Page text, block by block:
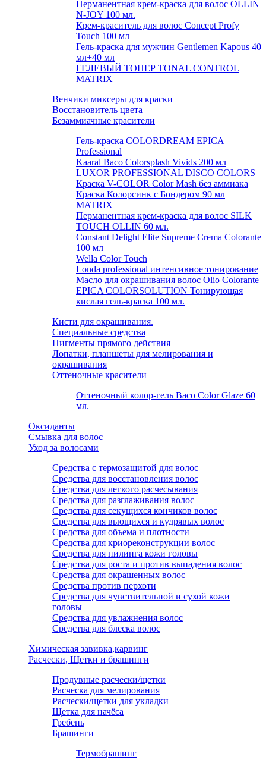
Перманентная крем-краска для волос OLLIN
N-JOY 100 мл.
Крем-краситель для волос Concept Profy
Touch 100 мл
Гель-краска для мужчин Gentlemen Kapous 40
мл+40 мл
ГЕЛЕВЫЙ ТОНЕР TONAL CONTROL
MATRIX
Венчики миксеры для краски
Восстановитель цвета
Безаммиачные красители
Гель-краска COLORDREAM EPICA
Professional
Kaaral Baco Colorsplash Vivids 200 мл
LUXOR PROFESSIONAL DISCO COLORS
Краска V-COLOR Color Mash без аммиака
Краска Колорсинк с Бондером 90 мл
MATRIX
Перманентная крем-краска для волос SILK
TOUCH OLLIN 60 мл.
Constant Delight Elite Supreme Crema Colorante
100 мл
Wella Color Touch
Londa professional интенсивное тонирование
Масло для окрашивания волос Olio Colorante
EPICA COLORSOLUTION Тонирующая
кислая гель-краска 100 мл.
Кисти для окрашивания.
Специальные средства
Пигменты прямого действия
Лопатки, планшеты для мелирования и
окрашивания
Оттеночные красители
Оттеночный колор-гель Baco Color Glaze 60
мл.
Оксиданты
Смывка для волос
Уход за волосами
Средства с термозащитой для волос
Средства для восстановления волос
Средства для легкого расчесывания
Средства для разглаживания волос
Средства для секущихся кончиков волос
Средства для вьющихся и кудрявых волос
Средства для объема и плотности
Средства для криореконструкции волос
Средства для пилинга кожи головы
Средства для роста и против выпадения волос
Средства для окрашенных волос
Средства против перхоти
Средства для чувствительной и сухой кожи
головы
Средства для увлажнения волос
Средства для блеска волос
Химическая завивка,карвинг
Расчески, Щетки и брашинги
Продувные расчески/щетки
Расческа для мелирования
Расчески/щетки для укладки
Щетка для начёса
Гребень
Брашинги
Термобрашинг